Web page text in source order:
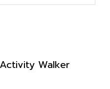
Walker